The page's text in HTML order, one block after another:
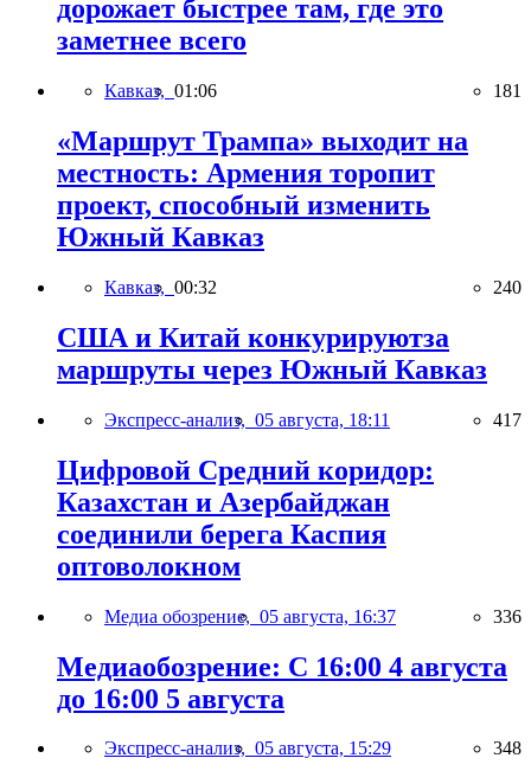
дорожает быстрее там, где это
заметнее всего
Кавказ, 01:06 181
«Маршрут Трампа» выходит на
местность: Армения торопит
проект, способный изменить
Южный Кавказ
Кавказ, 00:32 240
США и Китай конкурируютза
маршруты через Южный Кавказ
Экспресс-анализ, 05 августа, 18:11 417
Цифровой Средний коридор:
Казахстан и Азербайджан
соединили берега Каспия
оптоволокном
Медиа обозрение, 05 августа, 16:37 336
Медиаобозрение: С 16:00 4 августа
до 16:00 5 августа
Экспресс-анализ, 05 августа, 15:29 348